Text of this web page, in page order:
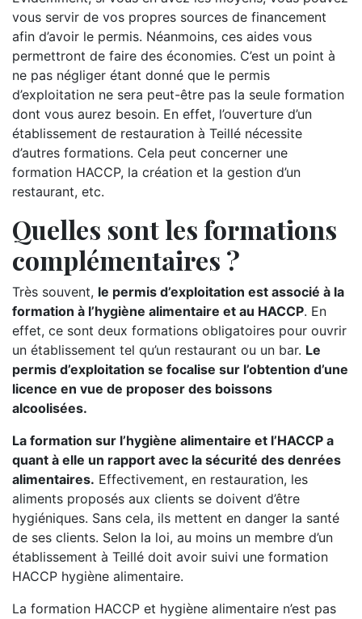
vous servir de vos propres sources de financement
afin d’avoir le permis. Néanmoins, ces aides vous
permettront de faire des économies. C’est un point à
ne pas négliger étant donné que le permis
d’exploitation ne sera peut-être pas la seule formation
dont vous aurez besoin. En effet, l’ouverture d’un
établissement de restauration à Teillé nécessite
d’autres formations. Cela peut concerner une
formation HACCP, la création et la gestion d’un
restaurant, etc.
Quelles sont les formations
complémentaires ?
Très souvent, le permis d’exploitation est associé à la
formation à l’hygiène alimentaire et au HACCP. En
effet, ce sont deux formations obligatoires pour ouvrir
un établissement tel qu’un restaurant ou un bar. Le
permis d’exploitation se focalise sur l’obtention d’une
licence en vue de proposer des boissons
alcoolisées.
La formation sur l’hygiène alimentaire et l’HACCP a
quant à elle un rapport avec la sécurité des denrées
alimentaires. Effectivement, en restauration, les
aliments proposés aux clients se doivent d’être
hygiéniques. Sans cela, ils mettent en danger la santé
de ses clients. Selon la loi, au moins un membre d’un
établissement à Teillé doit avoir suivi une formation
HACCP hygiène alimentaire.
La formation HACCP et hygiène alimentaire n’est pas